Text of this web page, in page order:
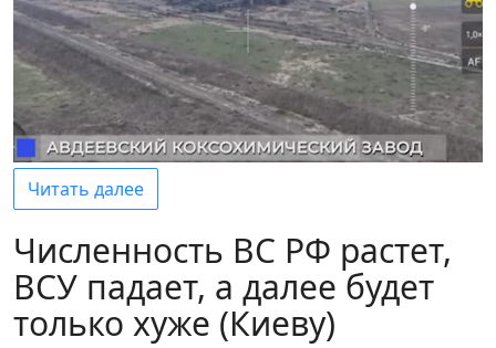
Читать далее
Численность ВС РФ растет,
ВСУ падает, а далее будет
только хуже (Киеву)